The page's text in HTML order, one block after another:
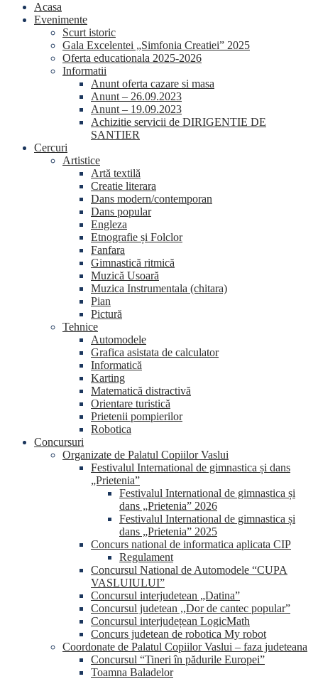
Acasa
Evenimente
Scurt istoric
Gala Excelentei „Simfonia Creatiei” 2025
Oferta educationala 2025-2026
Informatii
Anunt oferta cazare si masa
Anunt – 26.09.2023
Anunt – 19.09.2023
Achizitie servicii de DIRIGENTIE DE
SANTIER
Cercuri
Artistice
Artă textilă
Creatie literara
Dans modern/contemporan
Dans popular
Engleza
Etnografie și Folclor
Fanfara
Gimnastică ritmică
Muzică Usoară
Muzica Instrumentala (chitara)
Pian
Pictură
Tehnice
Automodele
Grafica asistata de calculator
Informatică
Karting
Matematică distractivă
Orientare turistică
Prietenii pompierilor
Robotica
Concursuri
Organizate de Palatul Copiilor Vaslui
Festivalul International de gimnastica și dans
„Prietenia”
Festivalul International de gimnastica și
dans „Prietenia” 2026
Festivalul International de gimnastica și
dans „Prietenia” 2025
Concurs national de informatica aplicata CIP
Regulament
Concursul National de Automodele “CUPA
VASLUIULUI”
Concursul interjudetean „Datina”
Concursul judetean ,,Dor de cantec popular”
Concursul interjudețean LogicMath
Concurs judetean de robotica My robot
Coordonate de Palatul Copiilor Vaslui – faza judeteana
Concursul “Tineri în pădurile Europei”
Toamna Baladelor